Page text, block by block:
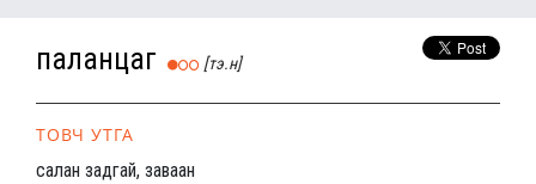
паланцаг [тэ.н]
ТОВЧ УТГА
салан задгай, заваан